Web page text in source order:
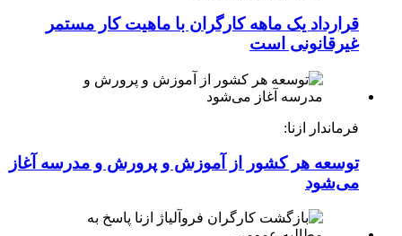
قرارداد یک ماهه کارگران با ماهیت کار مستمر
غیرقانونی است
فرماندار ازنا:
توسعه هر کشور از آموزش و پرورش و مدرسه آغاز
می‌شود